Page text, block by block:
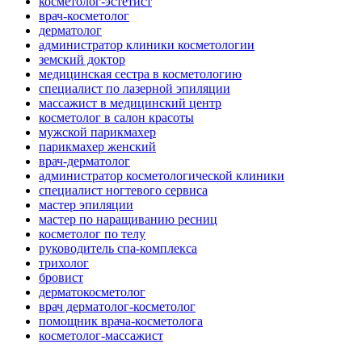
врач-косметолог
дерматолог
администратор клиники косметологии
земский доктор
медицинская сестра в косметологию
специалист по лазерной эпиляции
массажист в медицинский центр
косметолог в салон красоты
мужской парикмахер
парикмахер женский
врач-дерматолог
администратор косметологической клиники
специалист ногтевого сервиса
мастер эпиляции
мастер по наращиванию ресниц
косметолог по телу
руководитель спа-комплекса
трихолог
бровист
дерматокосметолог
врач дерматолог-косметолог
помощник врача-косметолога
косметолог-массажист